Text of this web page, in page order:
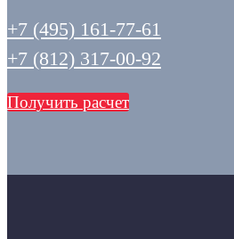
+7 (495) 161-77-61
+7 (812) 317-00-92
Получить расчет